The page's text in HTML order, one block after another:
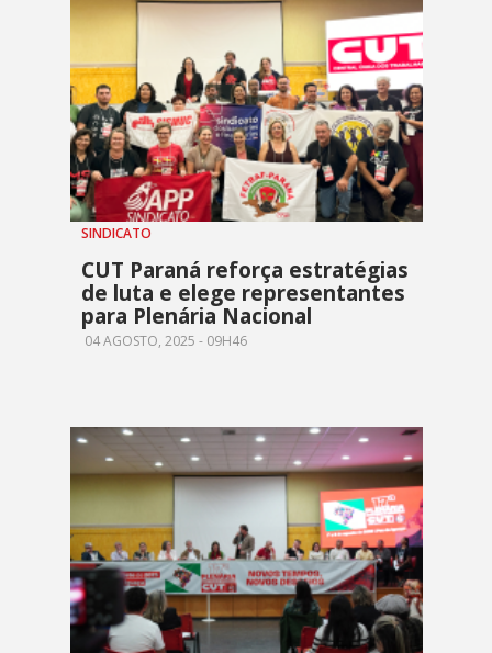
SINDICATO
CUT Paraná reforça estratégias
de luta e elege representantes
para Plenária Nacional
04 AGOSTO, 2025 - 09H46